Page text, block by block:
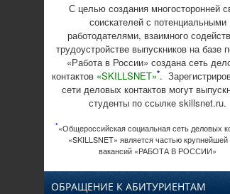
С целью создания многосторонней
соискателей с потенциальными
работодателями, взаимного
трудоустройстве выпускников на базе
«Работа в России» создана сеть
контактов «SKILLSNET»*.
сети деловых контактов могут
студенты по ссылке skillsnet.ru.
*«Общероссийская социальная сеть деловых
«SKILLSNET» является частью
вакансий «РАБОТА В РОССИИ»
ОБРАЩЕНИЕ К АБИТУРИЕНТАМ